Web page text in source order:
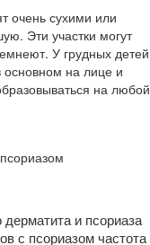
очень сухими или
Эти участки могут
У грудных детей
основном на лице и
на любой
и псориаза
с псориазом частота